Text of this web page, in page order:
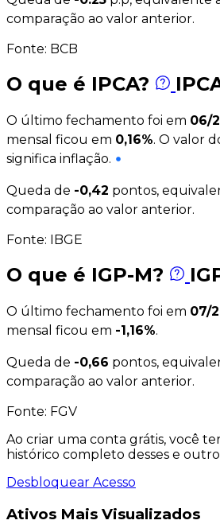
comparação ao valor anterior.
Fonte: BCB
O que é IPCA?
O último fechamento foi em 06/
mensal ficou em 0,16%. O valor
significa inflação.
Queda de -0,42 pontos,
comparação ao valor anterior.
Fonte: IBGE
O que é IGP-M?
O último fechamento foi em 07/
mensal ficou em -1,16%.
Queda de -0,66 pontos,
comparação ao valor anterior.
Fonte: FGV
Ao criar uma conta grátis, você
histórico completo desses e
Desbloquear Acesso
Ativos Mais Visualizados